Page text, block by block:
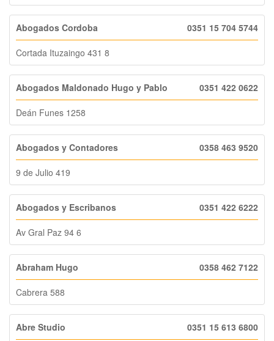
Abogados Cordoba 0351 15 704 5744
Cortada Ituzaingo 431 8
Abogados Maldonado Hugo y Pablo 0351 422 0622
Deán Funes 1258
Abogados y Contadores 0358 463 9520
9 de Julio 419
Abogados y Escribanos 0351 422 6222
Av Gral Paz 94 6
Abraham Hugo 0358 462 7122
Cabrera 588
Abre Studio 0351 15 613 6800